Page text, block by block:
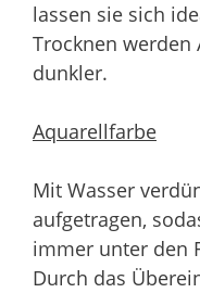
lassen sie sich
Trocknen
dunkler.
Aquarellfarbe
Mit Wasser
aufgetragen,
immer unter den
Durch das